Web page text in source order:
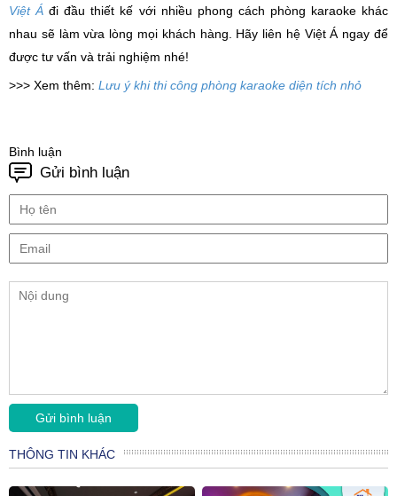
Việt Áđi đầu thiết kế với nhiều phong cách phòng karaoke khác
nhau sẽ làm vừa lòng mọi khách hàng. Hãy liên hệ Việt Á ngay để
được tư vấn và trải nghiệm nhé!
>>> Xem thêm: Lưu ý khi thi công phòng karaoke diện tích nhỏ
Bình luận
Gửi bình luận
THÔNG TIN KHÁC